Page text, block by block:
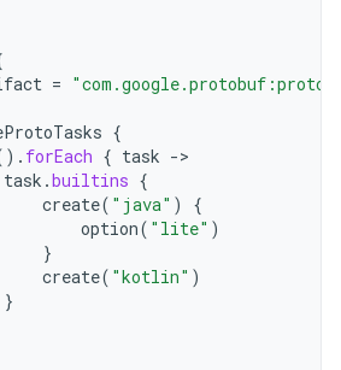
=
{
forEach { task ->
task .builtins {
create( "java" )
{
option( "lite" )
}
create( "kotlin" )
}